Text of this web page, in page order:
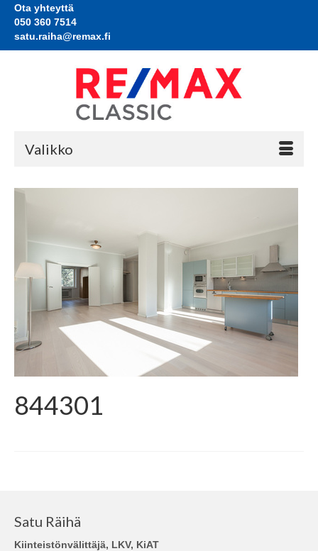
Ota yhteyttä
050 360 7514
satu.raiha@remax.fi
Valikko
844301
Satu Räihä
Kiinteistönvälittäjä, LKV, KiAT